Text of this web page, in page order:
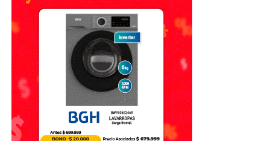
ciudades deSanta Fe, Rosario y Rafaela
El evento es considerado uno de los principales
acontecimientos deportivos que se realizarán en el país
durante 2026 y reunirá competencias de distintas
disciplinas bajo los valores olímpicos de amistad, respeto
y excelencia.
El decreto establece además que la
Agencia de
Recaudación y Control Aduanero (ARCA)